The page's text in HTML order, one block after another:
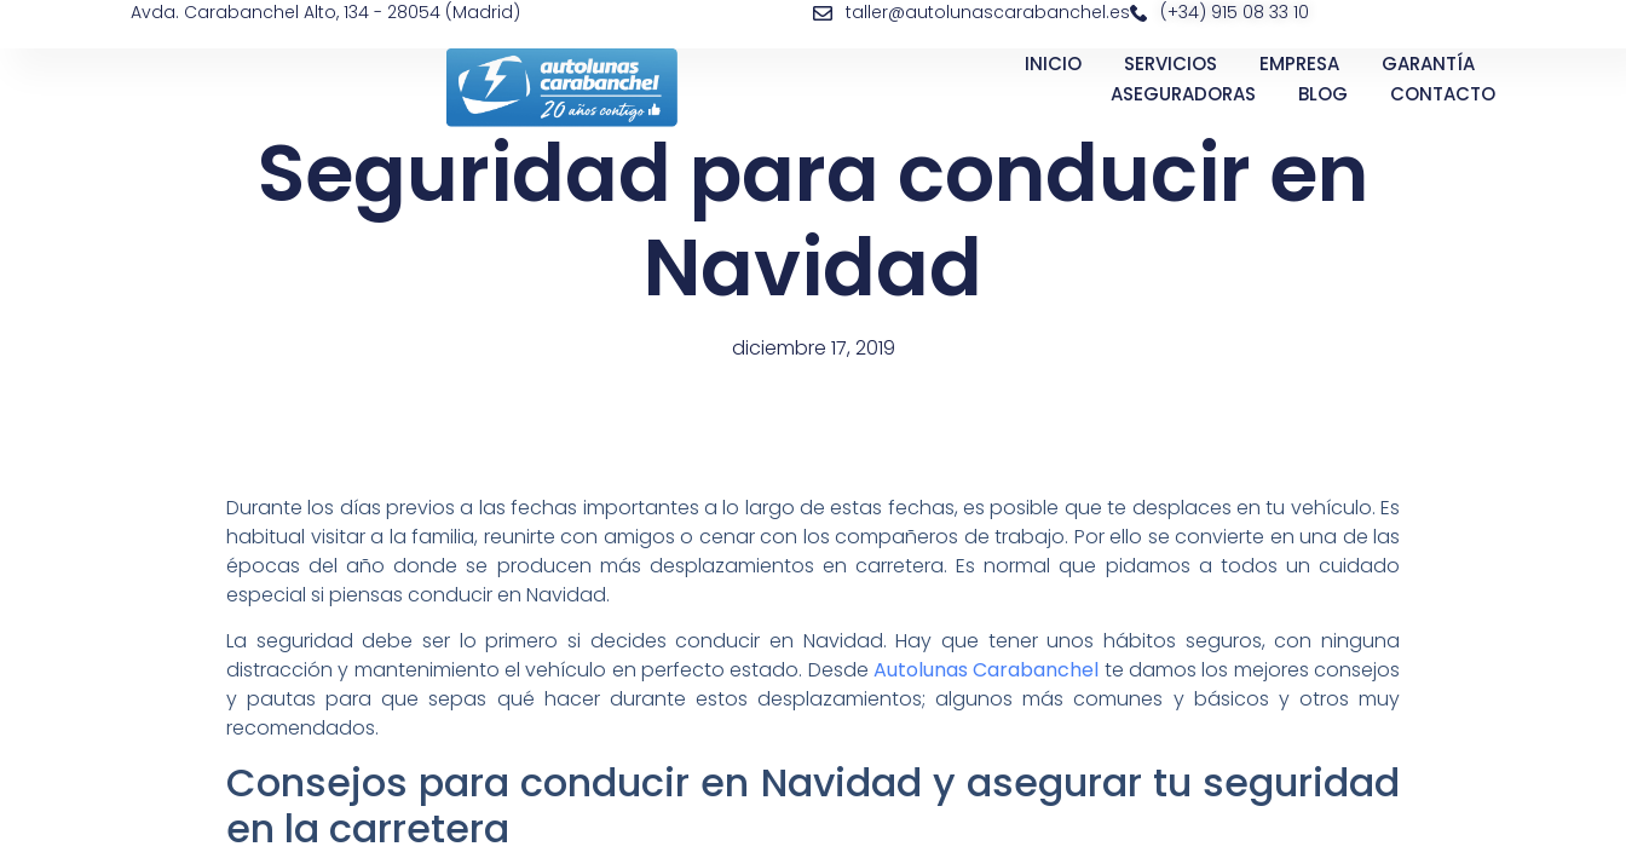
Avda. Carabanchel Alto, 134 - 28054 (Madrid) taller@autolunascarabanchel.es (+34) 915 08 33 10
INICIO SERVICIOS EMPRESA
GARANTÍA
ASEGURADORAS
BLOG CONTACTO
Seguridad para conducir en
Navidad
diciembre 17, 2019
Durante los días previos a las fechas importantes a lo largo de estas fechas, es posible que te desplaces en tu vehículo. Es
habitual visitar a la familia, reunirte con amigos o cenar con los compañeros de trabajo. Por ello se convierte en una de las
épocas del año donde se producen más desplazamientos en carretera. Es normal que pidamos a todos un cuidado
especial si piensas conducir en Navidad.
La seguridad debe ser lo primero si decides conducir en Navidad. Hay que tener unos hábitos seguros, con ninguna
distracción y mantenimiento el vehículo en perfecto estado. Desde Autolunas Carabanchel te damos los mejores consejos
y pautas para que sepas qué hacer durante estos desplazamientos; algunos más comunes y básicos y otros muy
recomendados.
Consejos para conducir en Navidad y asegurar tu seguridad
en la carretera